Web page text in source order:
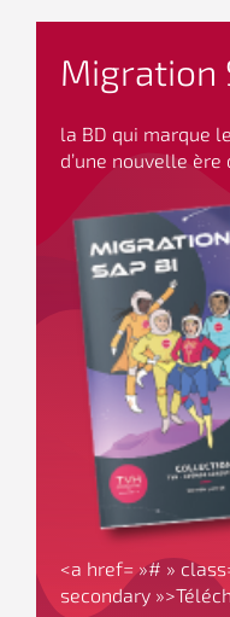
Migration
la BD qui marque
d’une nouvelle
<a href= »# »
secondary